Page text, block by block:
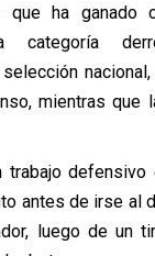
que ha ganado
categoría
mientras que
trabajo
antes de irse al
luego de un